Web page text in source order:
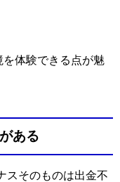
を体験できる点が魅
ある
スそのものは出金不